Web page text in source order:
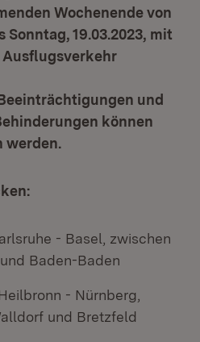
Wochenende von
Sonntag, 19.03.2023, mit
Ausflugsverkehr
und
können
werden.
- Basel, zwischen
Baden-Baden
- Nürnberg,
und Bretzfeld